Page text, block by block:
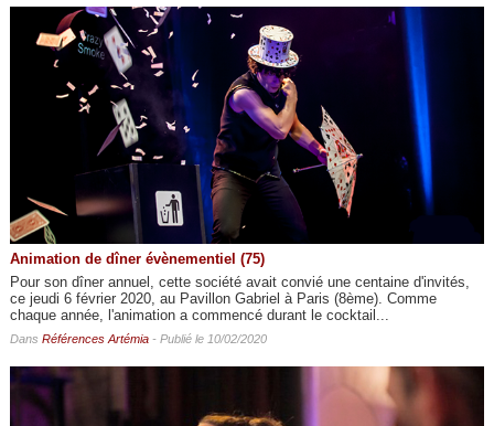
Animation de dîner évènementiel (75)
Pour son dîner annuel, cette société avait convié une centaine d'invités,
ce jeudi 6 février 2020, au Pavillon Gabriel à Paris (8ème). Comme
chaque année, l'animation a commencé durant le cocktail...
Dans Références Artémia- Publié le 10/02/2020